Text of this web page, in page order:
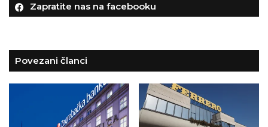
Zapratite nas na facebooku
Povezani članci